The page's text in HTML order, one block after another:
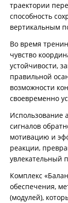
траектории
способность
вертикальным
Во время
чувство
устойчивости,
правильной
возможности
своевременно
Использование
сигналов
мотивацию и
реакции,
увлекательный
Комплекс
обеспечения,
(модулей),